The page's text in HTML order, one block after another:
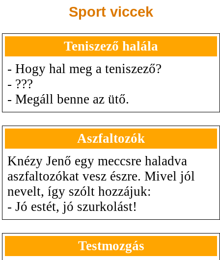
Sport viccek
Teniszező halála
- Hogy hal meg a teniszező?
- ???
- Megáll benne az ütő.
Aszfaltozók
Knézy Jenő egy meccsre haladva
aszfaltozókat vesz észre. Mivel jól
nevelt, így szólt hozzájuk:
- Jó estét, jó szurkolást!
Testmozgás